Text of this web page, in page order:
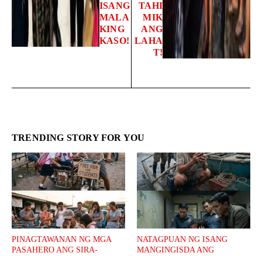
ISANG
MALA
KING
KASO!
TAHI
MIK
ANG
LAHA
T!
TRENDING STORY FOR YOU
PINAGTAWANAN NG MGA
PASAHERO ANG SIRA-
NATAGPUAN NG ISANG
MANGINGISDA ANG